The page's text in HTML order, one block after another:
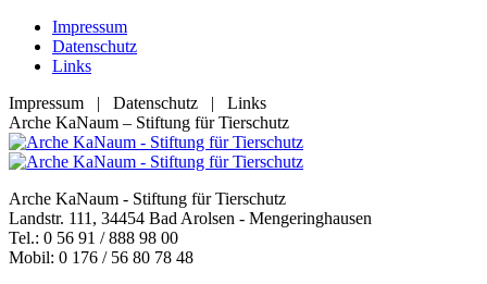
Zum
Inhalt
springen
Impressum
Datenschutz
Links
Impressum | Datenschutz | Links
Facebook
page
opens
new
window
YouTube
page
opens
new
window
RSS
page
opens
new
window
E-
Mail
page
in
new
window
Arche KaNaum – Stiftung für Tierschutz
Arche KaNaum - Stiftung für Tierschutz
Landstr. 111, 34454 Bad Arolsen - Mengeringhausen
Tel.: 0 56 91 / 888 98 00
Mobil: 0 176 / 56 80 78 48